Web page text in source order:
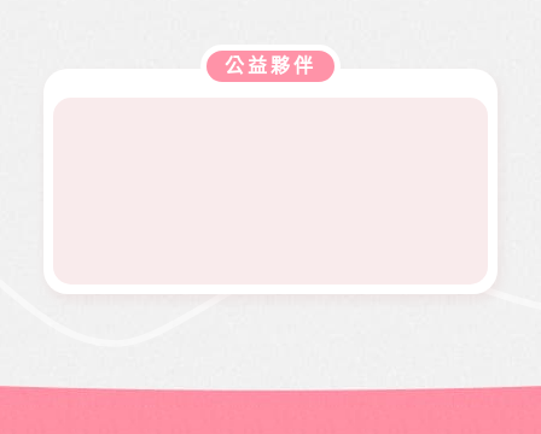
務工
作，如
靈、健
康、人
年12期
短幾個
開朗，
公益夥伴